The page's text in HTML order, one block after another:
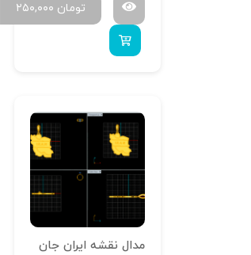
۲۵۰,۰۰۰ تومان
مدال نقشه ایران جان